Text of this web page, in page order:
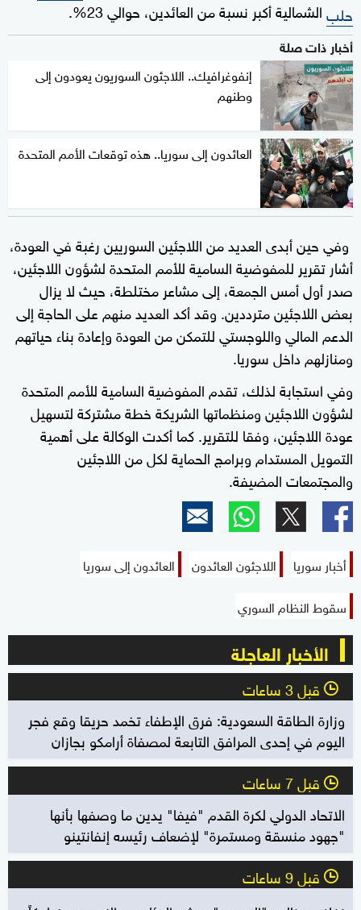
حلبالشمالية أكبر نسبة من العائدين، حوالي 23%.
أخبار ذات صلة
إنفوغرافيك.. اللاجئون السوريون يعودون إلى
وطنهم
العائدون إلى سوريا.. هذه توقعات الأمم المتحدة
وفي حين أبدى العديد من اللاجئين السوريين رغبة في العودة،
أشار تقرير للمفوضية السامية للأمم المتحدة لشؤون اللاجئين،
صدر أول أمس الجمعة، إلى مشاعر مختلطة، حيث لا يزال
بعض اللاجئين مترددين. وقد أكد العديد منهم على الحاجة إلى
الدعم المالي واللوجستي للتمكن من العودة وإعادة بناء حياتهم
ومنازلهم داخل سوريا.
وفي استجابة لذلك، تقدم المفوضية السامية للأمم المتحدة
لشؤون اللاجئين ومنظماتها الشريكة خطة مشتركة لتسهيل
عودة اللاجئين، وفقا للتقرير. كما أكدت الوكالة على أهمية
التمويل المستدام وبرامج الحماية لكل من اللاجئين
والمجتمعات المضيفة.
أخبار سوريا اللاجئون العائدون
العائدون إلى سوريا
سقوط النظام السوري
الأخبار العاجلة
l قبل 3 ساعات
وزارة الطاقة السعودية: فرق الإطفاء تخمد حريقا وقع فجر
اليوم في إحدى المرافق التابعة لمصفاة أرامكو بجازان
l قبل 7 ساعات
الاتحاد الدولي لكرة القدم "فيفا" يدين ما وصفها بأنها
"جهود منسقة ومستمرة" لإضعاف رئيسه إنفانتينو
l قبل 9 ساعات